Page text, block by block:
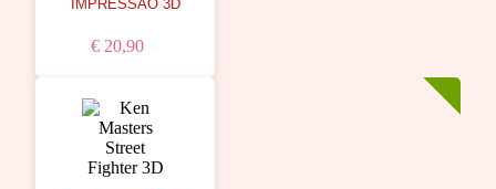
IMPRESSÃO 3D
€ 20,90